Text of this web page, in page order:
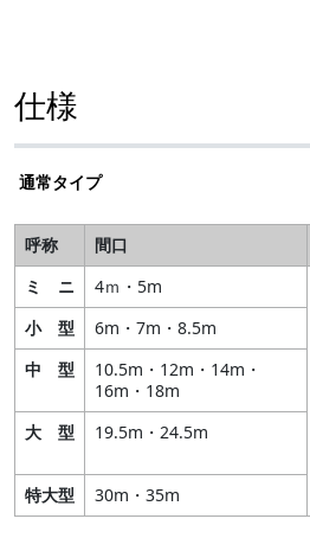
仕様
通常タイプ
呼称 間口
ミ ニ
4ｍ・5m
小 型
6m・7m・8.5m
中 型
10.5m・12m・14m・
16m・18m
大 型 19.5m・24.5m
特大型
30m・35m